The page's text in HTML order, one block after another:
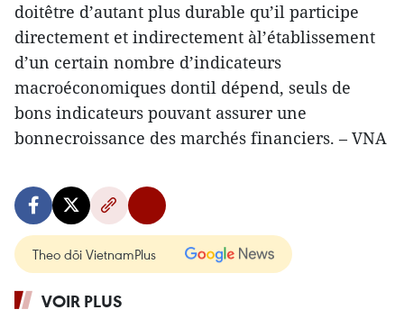
doitêtre d’autant plus durable qu’il participe
directement et indirectement àl’établissement
d’un certain nombre d’indicateurs
macroéconomiques dontil dépend, seuls de
bons indicateurs pouvant assurer une
bonnecroissance des marchés financiers. – VNA
Theo dõi VietnamPlus
VOIR PLUS